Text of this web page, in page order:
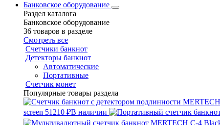
Банковское оборудование
Раздел каталога
Банковское оборудование
36 товаров в разделе
Смотреть все
Счетчики банкнот
Детекторы банкнот
Автоматические
Портативные
Счетчик монет
Популярные товары раздела
screen 51210 ₽В наличии